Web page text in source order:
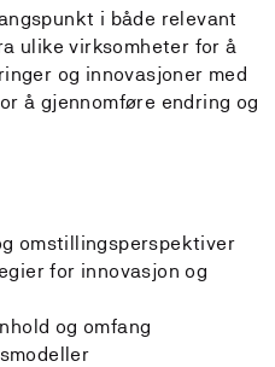
i både relevant
ulike virksomheter for å
og innovasjoner med
å gjennomføre endring og
omstillingsperspektiver
for innovasjon og
og omfang